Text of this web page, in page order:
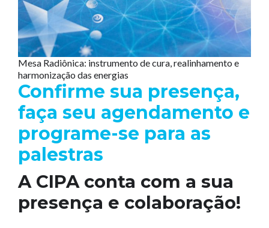
Mesa Radiônica: instrumento de cura, realinhamento e
harmonização das energias
Confirme sua presença,
faça seu agendamento e
programe-se para as
palestras
A CIPA conta com a sua
presença e colaboração!